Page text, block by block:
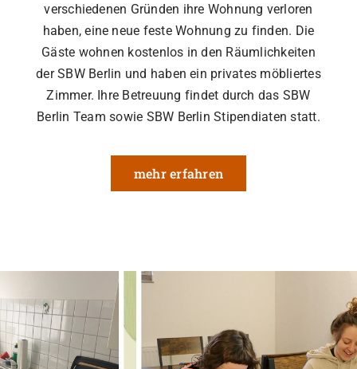
verschiedenen Gründen ihre Wohnung verloren
haben, eine neue feste Wohnung zu finden. Die
Gäste wohnen kostenlos in den Räumlichkeiten
der SBW Berlin und haben ein privates möbliertes
Zimmer. Ihre Betreuung findet durch das SBW
Berlin Team sowie SBW Berlin Stipendiaten statt.
mehr erfahren